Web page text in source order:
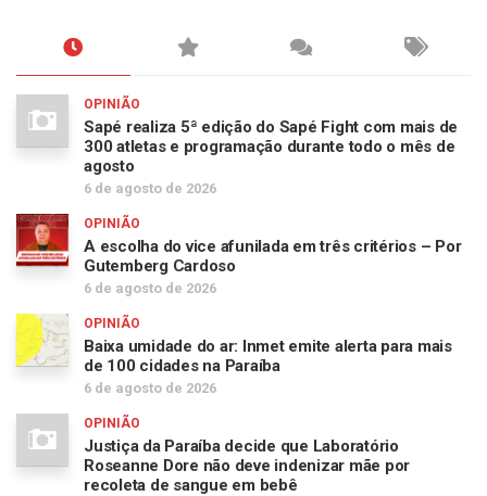
OPINIÃO
Sapé realiza 5ª edição do Sapé Fight com mais de
300 atletas e programação durante todo o mês de
agosto
6 de agosto de 2026
OPINIÃO
A escolha do vice afunilada em três critérios – Por
Gutemberg Cardoso
6 de agosto de 2026
OPINIÃO
Baixa umidade do ar: Inmet emite alerta para mais
de 100 cidades na Paraíba
6 de agosto de 2026
OPINIÃO
Justiça da Paraíba decide que Laboratório
Roseanne Dore não deve indenizar mãe por
recoleta de sangue em bebê